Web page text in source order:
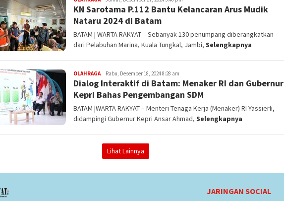
KN Sarotama P.112 Bantu Kelancaran Arus Mudik
Nataru 2024 di Batam
BATAM | WARTA RAKYAT – Sebanyak 130 penumpang diberangkatkan
dari Pelabuhan Marina, Kuala Tungkal, Jambi, Selengkapnya
OLAHRAGARedaksi
Rabu, Desember 18, 2024 8:28 am
Dialog Interaktif di Batam: Menaker RI dan Gubernur
Kepri Bahas Pengembangan SDM
BATAM |WARTA RAKYAT – Menteri Tenaga Kerja (Menaker) RI Yassierli,
didampingi Gubernur Kepri Ansar Ahmad, Selengkapnya
Lihat Lainnya
JARINGAN SOCIAL